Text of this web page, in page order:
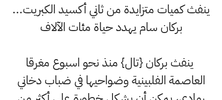
ينفث كميات متزايدة من ثاني أكسيد الكبريت...
بركان سام يهدد حياة مئات الآلاف
ينفث بركان {تال} منذ نحو اسبوع مغرقا
العاصمة الفلبينية وضواحيها في ضباب دخاني